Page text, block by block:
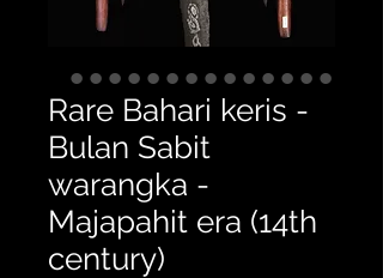
Rare Bahari keris -
Bulan Sabit
warangka -
Majapahit era (14th
century)